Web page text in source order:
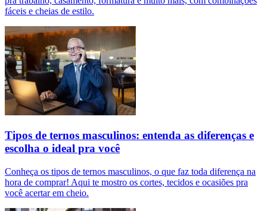
fáceis e cheias de estilo.
Tipos de ternos masculinos: entenda as diferenças e
escolha o ideal pra você
Conheça os tipos de ternos masculinos, o que faz toda diferença na
hora de comprar! Aqui te mostro os cortes, tecidos e ocasiões pra
você acertar em cheio.